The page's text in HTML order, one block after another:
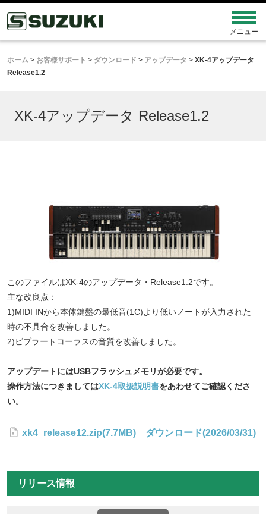
ホーム > お客様サポート > ダウンロード > アップデータ > XK-4アップデータ
Release1.2
XK-4アップデータ Release1.2
このファイルはXK-4のアップデータ・Release1.2です。
主な改良点：
1)MIDI INから本体鍵盤の最低音(1C)より低いノートが入力された
時の不具合を改善しました。
2)ビブラートコーラスの音質を改善しました。
アップデートにはUSBフラッシュメモリが必要です。
操作方法につきましてはXK-4取扱説明書をあわせてご確認くださ
い。
xk4_release12.zip(7.7MB) ダウンロード(2026/03/31)
リリース情報